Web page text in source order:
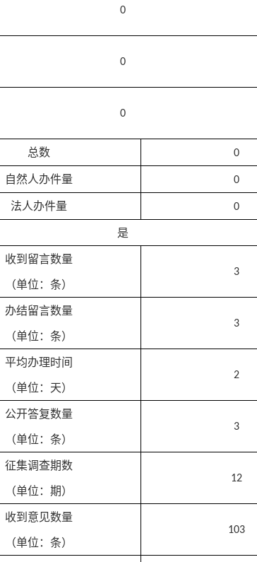
0
0
0
总数 0
自然人办件量 0
法人办件量 0
是
收到留言数量
（单位：条）
3
办结留言数量
（单位：条）
3
平均办理时间
（单位：天）
2
公开答复数量
（单位：条）
3
征集调查期数
（单位：期）
12
收到意见数量
（单位：条）
103